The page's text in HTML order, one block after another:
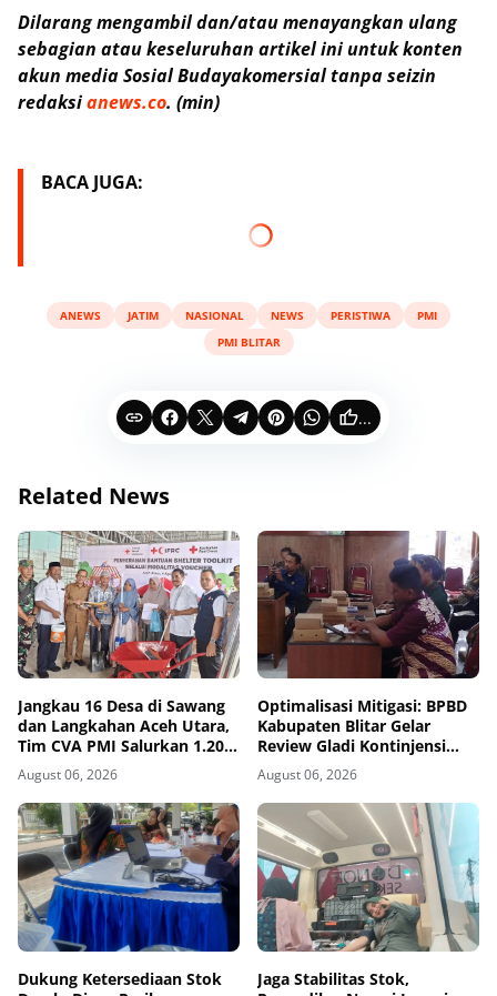
Dilarang mengambil dan/atau menayangkan ulang
sebagian atau keseluruhan artikel ini untuk konten
akun media Sosial Budayakomersial tanpa seizin
redaksianews.co. (min)
BACA JUGA:
ANEWS JATIM NASIONAL NEWS PERISTIWA
PMI
PMI BLITAR
...
Related News
Jangkau 16 Desa di Sawang
dan Langkahan Aceh Utara,
Tim CVA PMI Salurkan 1.200
Paket Shelter Toolkit
August 06, 2026
Optimalisasi Mitigasi: BPBD
Kabupaten Blitar Gelar
Review Gladi Kontinjensi
Erupsi Gunung Kelud
August 06, 2026
Dukung Ketersediaan Stok
Jaga Stabilitas Stok,